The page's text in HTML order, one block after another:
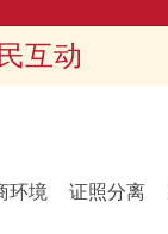
互动
环境 证照分离